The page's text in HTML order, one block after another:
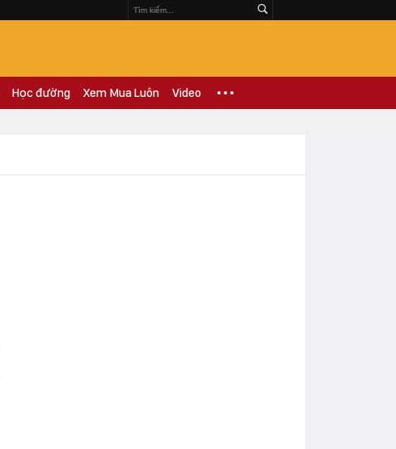
Học đường Xem Mua Luôn Video